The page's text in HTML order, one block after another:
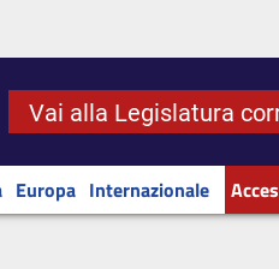
Vai alla Legislatura
Europa Internazionale